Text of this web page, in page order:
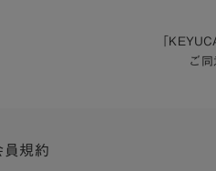
「
ご
員規約